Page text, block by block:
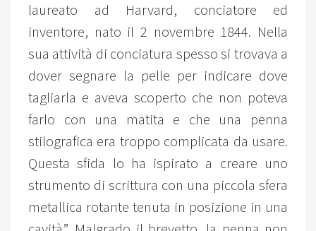
laureato ad Harvard, conciatore ed
inventore, nato il 2 novembre 1844. Nella
sua attività di conciatura spesso si trovava a
dover segnare la pelle per indicare dove
tagliarla e aveva scoperto che non poteva
farlo con una matita e che una penna
stilografica era troppo complicata da usare.
Questa sfida lo ha ispirato a creare uno
strumento di scrittura con una piccola sfera
metallica rotante tenuta in posizione in una